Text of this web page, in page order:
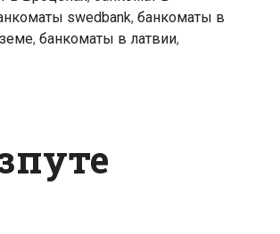
swedbank, банкоматы в
, банкоматы в латвии,